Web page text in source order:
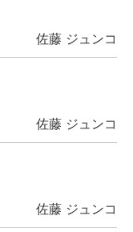
佐藤 ジュンコ
佐藤 ジュンコ
佐藤 ジュンコ